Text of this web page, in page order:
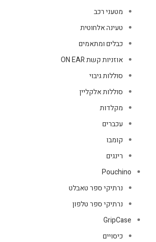
מטעני רכב
טעינה אלחוטית
כבלים ומתאמים
אוזניות קשת ON EAR
סוללות גיבוי
סוללות אלקליין
מקלדות
עכברים
קומבו
רינגים
Pouchino
נרתיקי ספר טאבלט
נרתיקי ספר טלפון
GripCase
כיסויים